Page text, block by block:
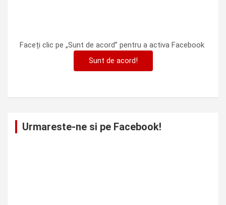
Faceți clic pe „Sunt de acord” pentru a activa Facebook
Sunt de acord!
Urmareste-ne si pe Facebook!